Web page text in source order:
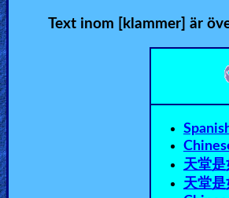
Text inom [klammer] är
天堂
天堂